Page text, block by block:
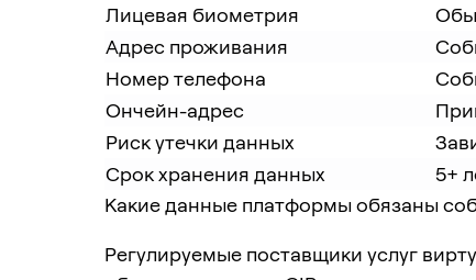
Лицевая биометрия
Адрес проживания
Номер телефона
Ончейн-адрес
Риск утечки данных
Срок хранения данных
5+
Какие данные платформы обязаны
Регулируемые поставщики услуг